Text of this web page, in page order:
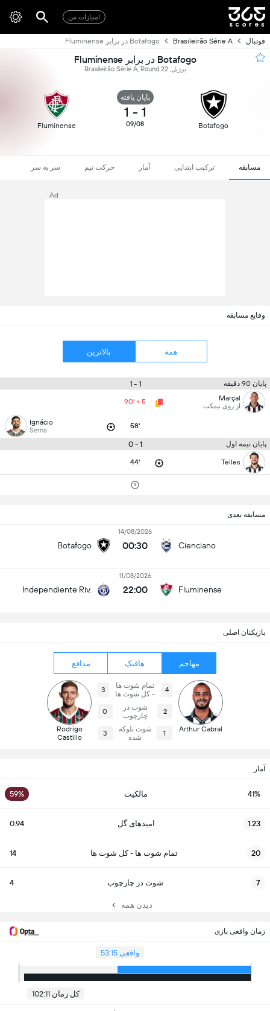
امتیازات من
فوتبال Brasileirão Série A Botafogo در برابر Fluminense
Botafogo در برابر Fluminense
برزیل, Brasileirão Série A, Round 22
Botafogo
پایان یافته
1
-
1
09/08
Fluminense
مسابقه ترکیب ابتدایی آمار حرکت تیم سر به سر
Ad
وقایع مسابقه
همه بالاترین
پایان 90 دقیقه 1 - 1
Marçal
از روی نیمکت 90' + 5
58'
Ignácio
Serna
پایان نیمه اول 1 - 0
Telles
44'
مسابقه بعدی
Cienciano
14/08/2026
00:30
Botafogo
Fluminense
11/08/2026
22:00
Independiente Riv.
بازیکنان اصلی
مهاجم هافبک مدافع
Arthur Cabral
4
تمام شوت ها
- کل شوت ها
3
2
شوت در
چارچوب
0
1
شوت بلوکه
شده
3
Rodrigo
Castillo
آمار
41% مالکیت 59%
1.23 امیدهای گل 0.94
20 تمام شوت ها - کل شوت ها 14
7 شوت در چارچوب 4
دیدن همه
زمان واقعی بازی
واقعی 53:15
کل زمان 102:11